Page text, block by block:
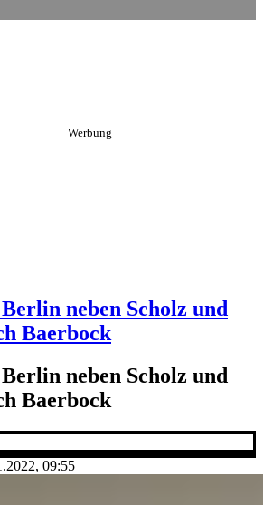
neben Scholz und
Baerbock
neben Scholz und
Baerbock
09:55